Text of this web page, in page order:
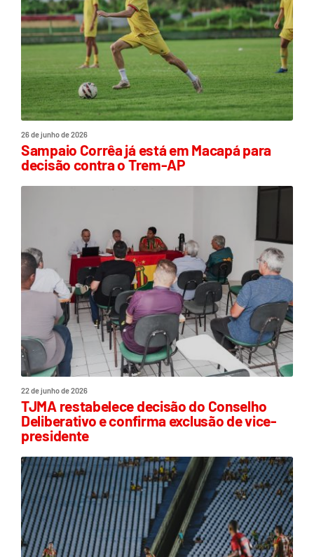
26 de junho de 2026
Sampaio Corrêa já está em Macapá para
decisão contra o Trem-AP
22 de junho de 2026
TJMA restabelece decisão do Conselho
Deliberativo e confirma exclusão de vice-
presidente